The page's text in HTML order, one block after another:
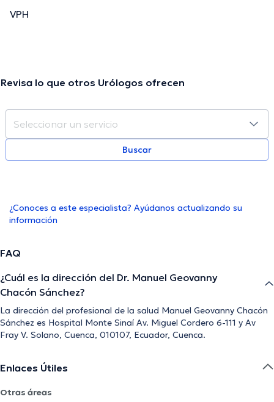
VPH
Revisa lo que otros Urólogos ofrecen
Buscar
¿Conoces a este especialista? Ayúdanos actualizando su
información
FAQ
¿Cuál es la dirección del Dr. Manuel Geovanny
Chacón Sánchez?
La dirección del profesional de la salud Manuel Geovanny Chacón
Sánchez es Hospital Monte Sinaí Av. Miguel Cordero 6-111 y Av
Fray V. Solano, Cuenca, 010107, Ecuador, Cuenca.
Enlaces Útiles
Otras áreas